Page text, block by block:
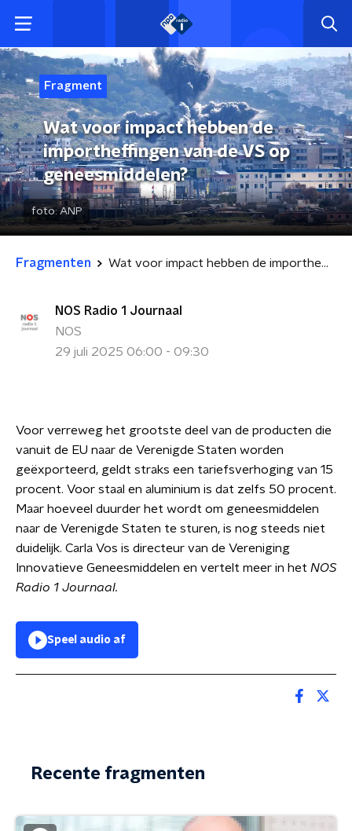
Fragment
Wat voor impact hebben de
importheffingen van de VS op
geneesmiddelen?
foto:ANP
Fragmenten Wat voor impact hebben de importheffingen van de VS op geneesmiddelen?
NOS Radio 1 Journaal
NOS
29 juli 2025 06:00 - 09:30
Voor verreweg het grootste deel van de producten die
vanuit de EU naar de Verenigde Staten worden
geëxporteerd, geldt straks een tariefsverhoging van 15
procent. Voor staal en aluminium is dat zelfs 50 procent.
Maar hoeveel duurder het wordt om geneesmiddelen
naar de Verenigde Staten te sturen, is nog steeds niet
duidelijk. Carla Vos is directeur van de Vereniging
Innovatieve Geneesmiddelen en vertelt meer in het NOS
Radio 1 Journaal.
Speel audio af
Recente fragmenten